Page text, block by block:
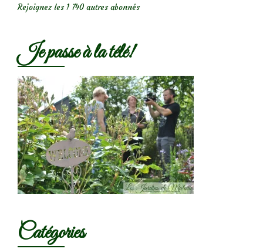
Rejoignez les 1 740 autres abonnés
Je passe à la télé!
Catégories